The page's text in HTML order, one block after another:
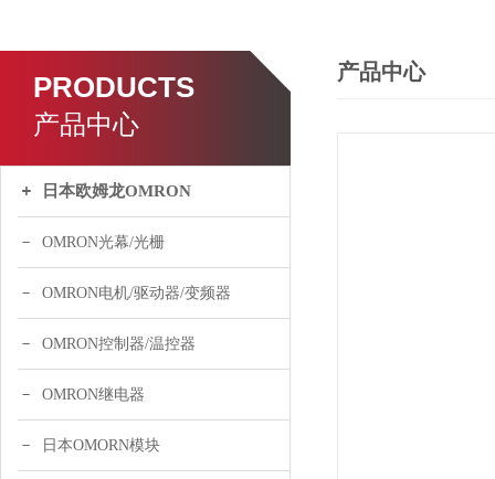
PRODUCTS
产品中心
日本欧姆龙OMRON
OMRON光幕/光栅
OMRON电机/驱动器/变频器
OMRON控制器/温控器
OMRON继电器
日本OMORN模块
产品中心